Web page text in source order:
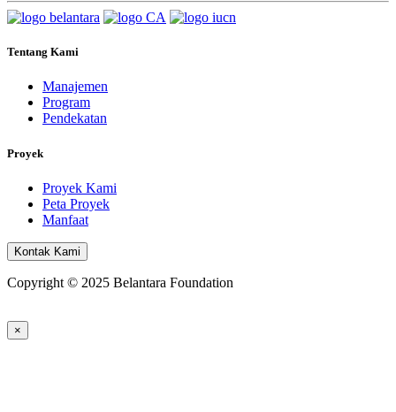
Tentang Kami
Manajemen
Program
Pendekatan
Proyek
Proyek Kami
Peta Proyek
Manfaat
Kontak Kami
Copyright © 2025 Belantara Foundation
×